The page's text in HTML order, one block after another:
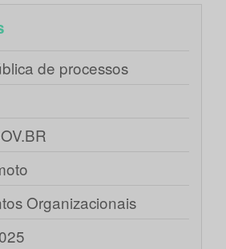
de processos
Organizacionais